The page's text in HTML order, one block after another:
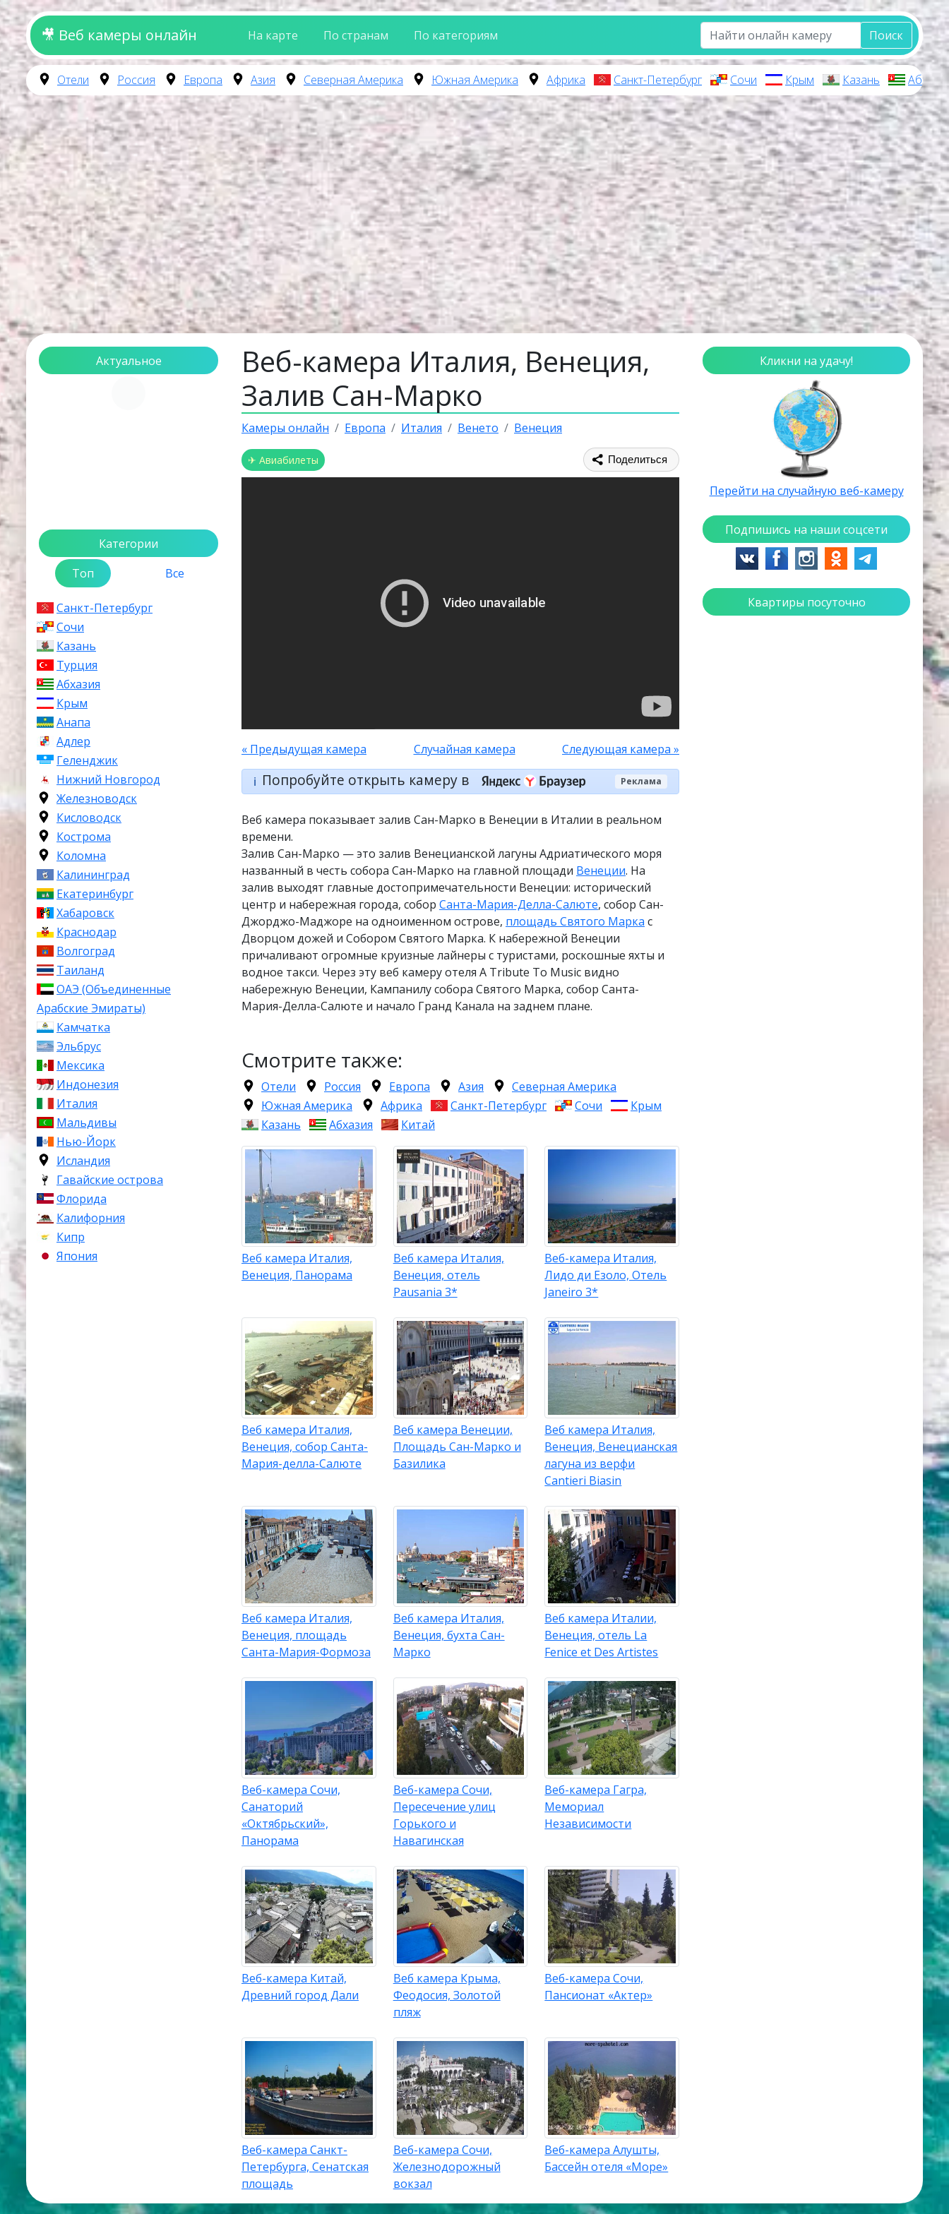
🎥 Веб камеры онлайн На карте По странам По категориям Поиск
Отели Россия Европа Азия Северная Америка Южная Америка Африка Санкт-Петербург Сочи Крым Казань
Актуальное
Категории
Топ
Все
Санкт-Петербург
Сочи
Казань
Турция
Абхазия
Крым
Анапа
Адлер
Геленджик
Нижний Новгород
Железноводск
Кисловодск
Кострома
Коломна
Калининград
Екатеринбург
Хабаровск
Краснодар
Волгоград
Таиланд
ОАЭ (Объединенные
Арабские Эмираты)
Камчатка
Эльбрус
Мексика
Индонезия
Италия
Мальдивы
Нью-Йорк
Исландия
Гавайские острова
Флорида
Калифорния
Кипр
Япония
Веб-камера Италия, Венеция,
Залив Сан-Марко
Камеры онлайн Европа Италия Венето Венеция
✈ Авиабилеты Поделиться
« Предыдущая камера Случайная камера Следующая камера »
ℹ️ Попробуйте открыть камеру в Реклама
Веб камера показывает залив Сан-Марко в Венеции в Италии в реальном
времени.
Залив Сан-Марко — это залив Венецианской лагуны Адриатического моря
названный в честь собора Сан-Марко на главной площади Венеции. На
залив выходят главные достопримечательности Венеции: исторический
центр и набережная города, собор Санта-Мария-Делла-Салюте, собор Сан-
Джорджо-Маджоре на одноименном острове, площадь Святого Марка с
Дворцом дожей и Собором Святого Марка. К набережной Венеции
причаливают огромные круизные лайнеры с туристами, роскошные яхты и
водное такси. Через эту веб камеру отеля A Tribute To Music видно
набережную Венеции, Кампанилу собора Святого Марка, собор Санта-
Мария-Делла-Салюте и начало Гранд Канала на заднем плане.
Смотрите также:
Отели Россия Европа Азия
Северная Америка
Южная Америка
Африка Санкт-Петербург Сочи
Крым
Казань
Абхазия Китай
Веб камера Италия,
Венеция, Панорама
Веб камера Италия,
Венеция, отель
Pausania 3*
Веб-камера Италия,
Лидо ди Езоло, Отель
Janeiro 3*
Веб камера Италия,
Венеция, собор Санта-
Мария-делла-Салюте
Веб камера Венеции,
Площадь Сан-Марко и
Базилика
Веб камера Италия,
Венеция, Венецианская
лагуна из верфи
Cantieri Biasin
Веб камера Италия,
Венеция, площадь
Санта-Мария-Формоза
Веб камера Италия,
Венеция, бухта Сан-
Марко
Веб камера Италии,
Венеция, отель La
Fenice et Des Artistes
Веб-камера Сочи,
Санаторий
«Октябрьский»,
Панорама
Веб-камера Сочи,
Пересечение улиц
Горького и
Навагинская
Веб-камера Гагра,
Мемориал
Независимости
Веб-камера Китай,
Древний город Дали
Веб камера Крыма,
Феодосия, Золотой
пляж
Веб-камера Сочи,
Пансионат «Актер»
Веб-камера Санкт-
Петербурга, Сенатская
площадь
Веб-камера Сочи,
Железнодорожный
вокзал
Веб-камера Алушты,
Бассейн отеля «Море»
Кликни на удачу!
Перейти на случайную веб-камеру
Подпишись на наши соцсети
Квартиры посуточно